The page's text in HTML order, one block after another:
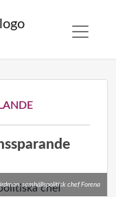
samhällspolitisk chef Forena